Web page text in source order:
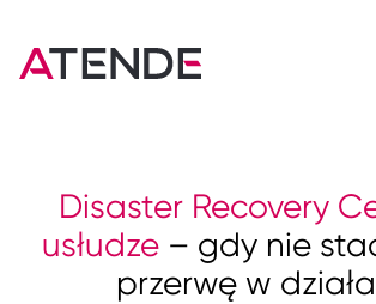
Disaster Recovery
usłudze – gdy nie
przerwę w